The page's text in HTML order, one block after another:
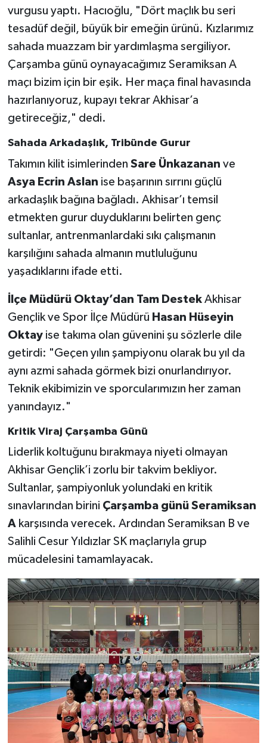
vurgusu yaptı. Hacıoğlu, "Dört maçlık bu seri
tesadüf değil, büyük bir emeğin ürünü. Kızlarımız
sahada muazzam bir yardımlaşma sergiliyor.
Çarşamba günü oynayacağımız Seramiksan A
maçı bizim için bir eşik. Her maça final havasında
hazırlanıyoruz, kupayı tekrar Akhisar’a
getireceğiz," dedi.
Sahada Arkadaşlık, Tribünde Gurur
Takımın kilit isimlerinden Sare Ünkazanan ve
Asya Ecrin Aslan ise başarının sırrını güçlü
arkadaşlık bağına bağladı. Akhisar’ı temsil
etmekten gurur duyduklarını belirten genç
sultanlar, antrenmanlardaki sıkı çalışmanın
karşılığını sahada almanın mutluluğunu
yaşadıklarını ifade etti.
İlçe Müdürü Oktay’dan Tam DestekAkhisar
Gençlik ve Spor İlçe Müdürü Hasan Hüseyin
Oktayise takıma olan güvenini şu sözlerle dile
getirdi: "Geçen yılın şampiyonu olarak bu yıl da
aynı azmi sahada görmek bizi onurlandırıyor.
Teknik ekibimizin ve sporcularımızın her zaman
yanındayız."
Kritik Viraj Çarşamba Günü
Liderlik koltuğunu bırakmaya niyeti olmayan
Akhisar Gençlik’i zorlu bir takvim bekliyor.
Sultanlar, şampiyonluk yolundaki en kritik
sınavlarından birini Çarşamba günü Seramiksan
Akarşısında verecek. Ardından Seramiksan B ve
Salihli Cesur Yıldızlar SK maçlarıyla grup
mücadelesini tamamlayacak.